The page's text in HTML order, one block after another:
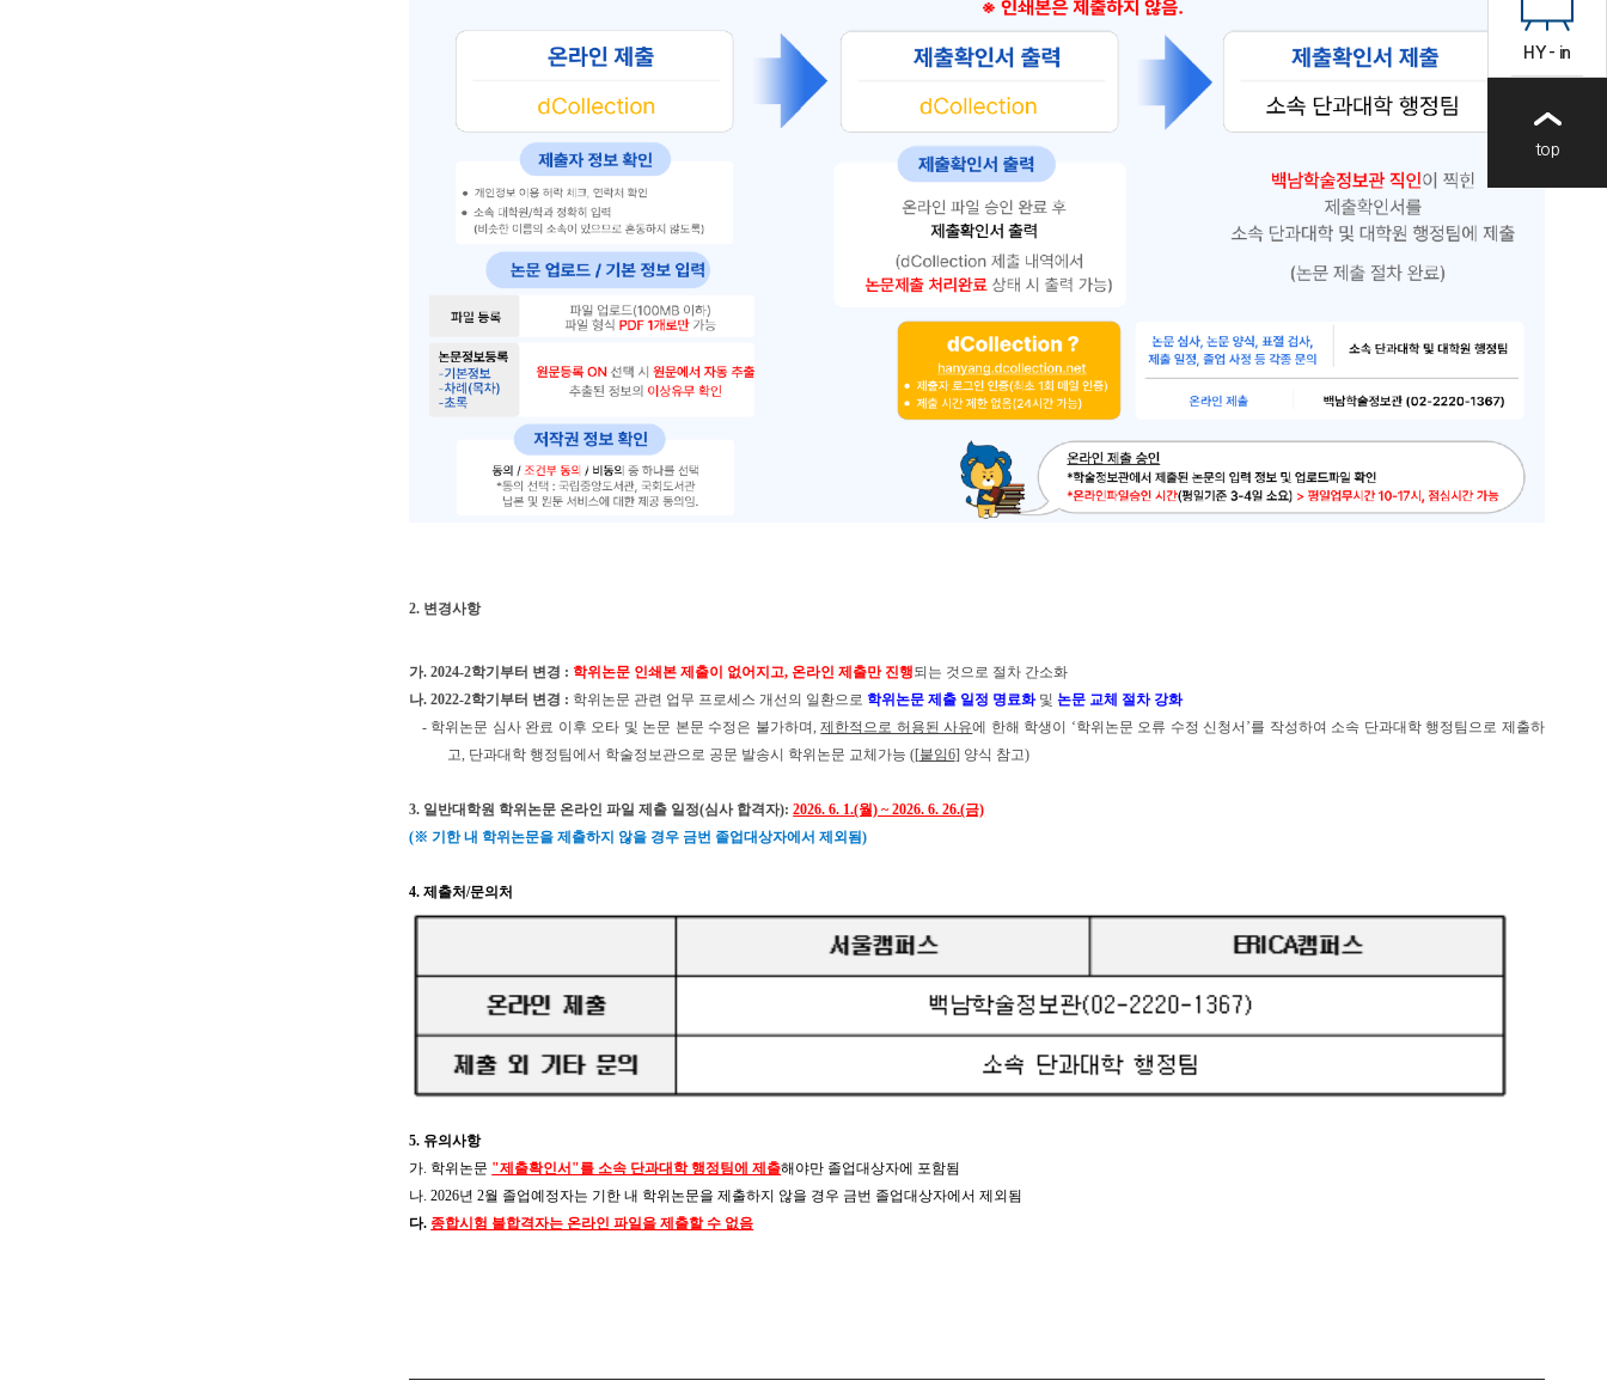
HY - in
top
2. 변경사항
가. 2024-2학기부터 변경 : 학위논문 인쇄본 제출이 없어지고, 온라인 제출만 진행되는 것으로 절차 간소화
나. 2022-2학기부터 변경 : 학위논문 관련 업무 프로세스 개선의 일환으로 학위논문 제출 일정 명료화및논문 교체 절차 강화
- 학위논문 심사 완료 이후 오타 및 논문 본문 수정은 불가하며,제한적으로 허용된 사유에 한해 학생이 ‘학위논문 오류 수정 신청서’를 작성하여 소속 단과대학 행정팀으로 제출하
고, 단과대학 행정팀에서 학술정보관으로 공문 발송시 학위논문 교체가능 ([붙임6] 양식 참고)
3. 일반대학원 학위논문 온라인 파일 제출 일정(심사 합격자): 2026. 6. 1.(월) ~ 2026. 6. 26.(금)
(※ 기한 내 학위논문을 제출하지 않을 경우 금번 졸업대상자에서 제외됨)
4. 제출처/문의처
5. 유의사항
가. 학위논문 "제출확인서"를 소속 단과대학 행정팀에 제출해야만 졸업대상자에 포함됨
나. 2026년 2월 졸업예정자는 기한 내 학위논문을 제출하지 않을 경우 금번 졸업대상자에서 제외됨
다.종합시험 불합격자는 온라인 파일을 제출할 수 없음